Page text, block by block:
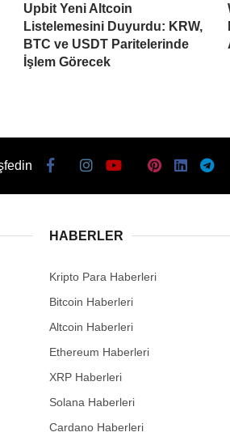
Upbit Yeni Altcoin
Listelemesini Duyurdu: KRW,
BTC ve USDT Paritelerinde
İşlem Görecek
HABERLER
Kripto Para Haberleri
Bitcoin Haberleri
Altcoin Haberleri
Ethereum Haberleri
XRP Haberleri
Solana Haberleri
Cardano Haberleri